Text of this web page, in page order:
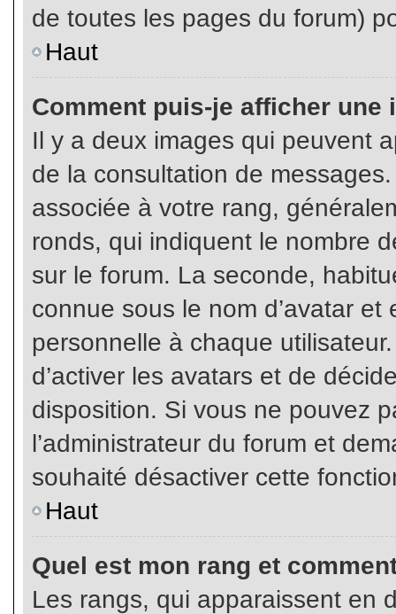
de toutes les pages du forum)
Haut
Comment puis-je afficher une
Il y a deux images qui peuvent
de la consultation de
associée à votre rang,
ronds, qui indiquent le nombre
sur le forum. La seconde,
connue sous le nom d’avatar
personnelle à chaque
d’activer les avatars et de
disposition. Si vous ne pouvez
l’administrateur du forum et
souhaité désactiver cette
Haut
Quel est mon rang et
Les rangs, qui apparaissent en